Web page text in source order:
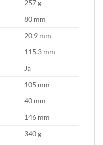
257 g
80 mm
20,9 mm
115,3 mm
Ja
105 mm
40 mm
146 mm
340 g